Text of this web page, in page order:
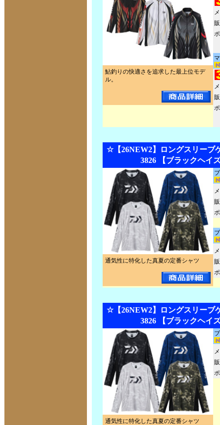
鮎釣りの快適さを追求した最上位モデ
ル。
☆【26NEW2】ロングスリーブ
3826 【ブラックヘイ
通気性に特化した真夏の定番シャツ
☆【26NEW2】ロングスリーブ
3826 【ブラックヘイ
通気性に特化した真夏の定番シャツ